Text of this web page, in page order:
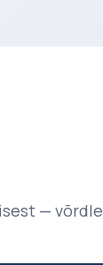
— võrdle